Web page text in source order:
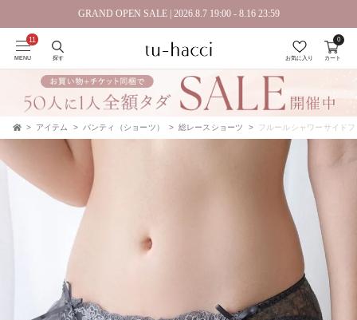
GRAND OPEN SALE | 2026.8.7 19:00 - 8.16 23:59
会員登録で今すぐ使えるポイントプレゼント！
MENU 探す お気に入り カート
0
アイテム パンティ（ショーツ） 総レースショーツ フルールシャワーサイド